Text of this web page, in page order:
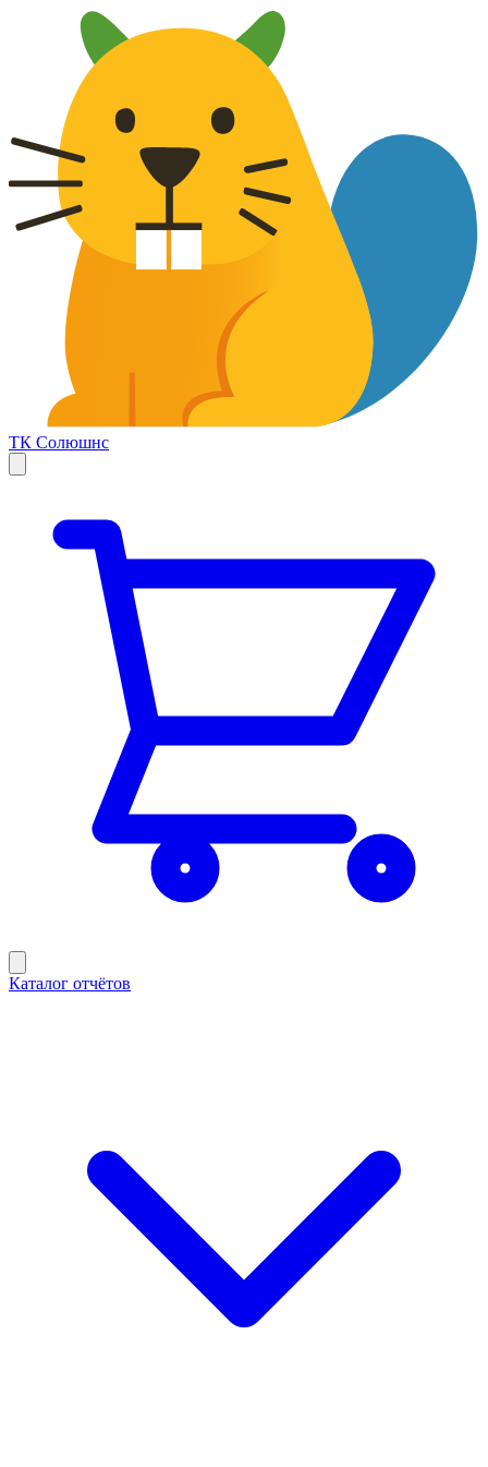
ТК Солюшнс
Каталог отчётов